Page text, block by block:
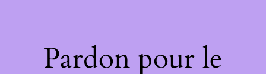
Pardon pour le